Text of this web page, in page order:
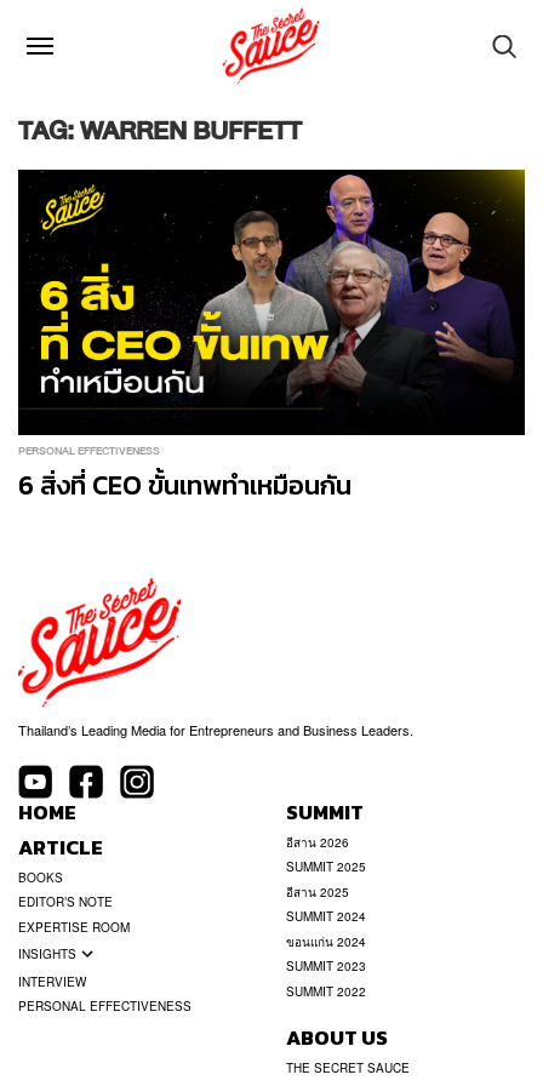
TAG: WARREN BUFFETT
PERSONAL EFFECTIVENESS
6 สิ่งที่ CEO ขั้นเทพทำเหมือนกัน
Thailand’s Leading Media for Entrepreneurs and Business Leaders.
HOME
ARTICLE
BOOKS
EDITOR’S NOTE
EXPERTISE ROOM
INSIGHTS
INTERVIEW
PERSONAL EFFECTIVENESS
SUMMIT
อีสาน 2026
SUMMIT 2025
อีสาน 2025
SUMMIT 2024
ขอนแก่น 2024
SUMMIT 2023
SUMMIT 2022
ABOUT US
THE SECRET SAUCE